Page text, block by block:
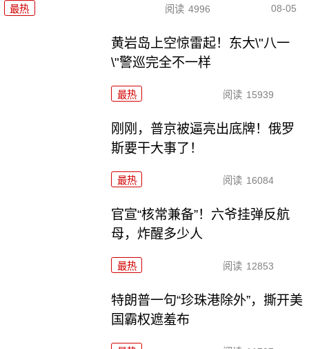
最热 阅读 4996 08-05
黄岩岛上空惊雷起！东大\"八一
\"警巡完全不一样
最热 阅读 15939
刚刚，普京被逼亮出底牌！俄罗
斯要干大事了！
最热 阅读 16084
官宣“核常兼备”！六爷挂弹反航
母，炸醒多少人
最热 阅读 12853
特朗普一句“珍珠港除外”，撕开美
国霸权遮羞布